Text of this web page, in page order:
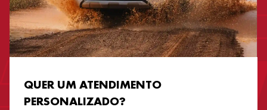
QUER UM ATENDIMENTO
PERSONALIZADO?